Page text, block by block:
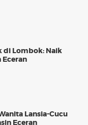
di Lombok: Naik
Eceran
Lansia-Cucu
Eceran